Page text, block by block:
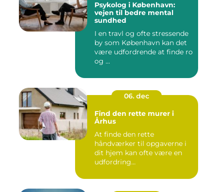
Psykolog i København:
vejen til bedre mental
sundhed
I en travl og ofte stressende
by som København kan det
være udfordrende at finde ro
og ...
06. dec
Find den rette murer i
Århus
At finde den rette
håndværker til opgaverne i
dit hjem kan ofte være en
udfordring...